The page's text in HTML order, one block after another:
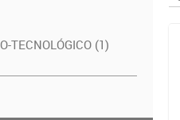
TECNOLÓGICO (1)